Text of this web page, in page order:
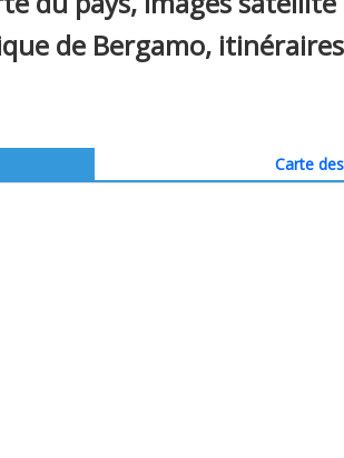
de Bergamo,
Carte